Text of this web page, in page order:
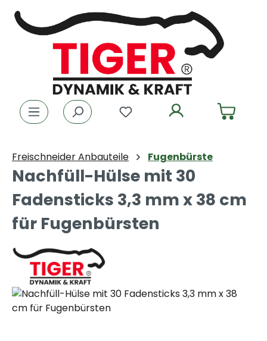
Zum Hauptinhalt springen
Du hast 0 Produkte auf
Freischneider Anbauteile Fugenbürste
Nachfüll-Hülse mit 30
Fadensticks 3,3 mm x 38 cm
für Fugenbürsten
Bildergalerie überspringen